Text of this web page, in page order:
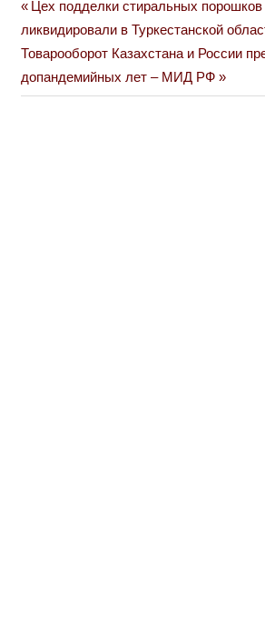
Навигация
по
записям
Previous
Post:
Цех подделки стиральных
ликвидировали в Туркестанской
Next
Post:
Товарооборот Казахстана и России
допандемийных лет – МИД РФ